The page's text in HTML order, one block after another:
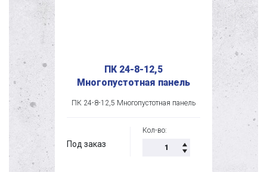
ПК 24-8-12,5
Многопустотная панель
ПК 24-8-12,5 Многопустотная панель
Под заказ
Кол-во: